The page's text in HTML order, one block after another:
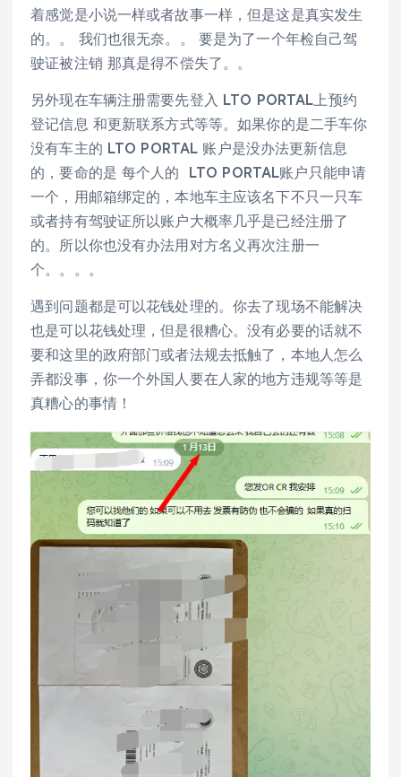
着感觉是小说一样或者故事一样，但是这是真实发生
的。。 我们也很无奈。。 要是为了一个年检自己驾
驶证被注销 那真是得不偿失了。。
另外现在车辆注册需要先登入 LTO PORTAL上预约
登记信息 和更新联系方式等等。如果你的是二手车你
没有车主的 LTO PORTAL 账户是没办法更新信息
的，要命的是 每个人的 LTO PORTAL账户只能申请
一个，用邮箱绑定的，本地车主应该名下不只一只车
或者持有驾驶证所以账户大概率几乎是已经注册了
的。所以你也没有办法用对方名义再次注册一
个。。。。
遇到问题都是可以花钱处理的。你去了现场不能解决
也是可以花钱处理，但是很糟心。没有必要的话就不
要和这里的政府部门或者法规去抵触了，本地人怎么
弄都没事，你一个外国人要在人家的地方违规等等是
真糟心的事情！